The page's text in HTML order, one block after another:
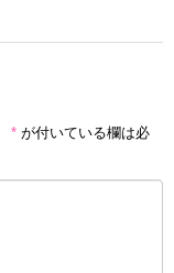
* が付いている欄は必